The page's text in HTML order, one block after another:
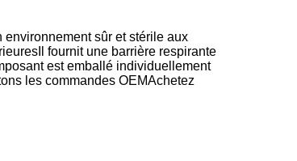
sûr et stérile aux
fournit une barrière respirante
est emballé individuellement
les commandes OEMAchetez